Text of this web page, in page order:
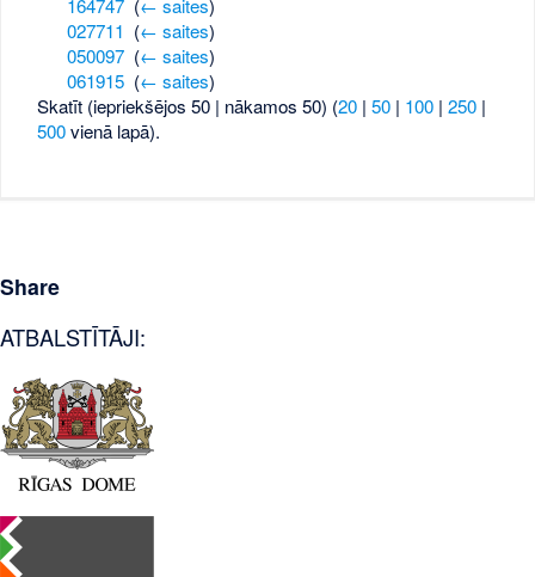
027711 (← saites)
050097‎ (← saites)
061915‎ (← saites)
Skatīt (iepriekšējos 50 | nākamos 50) (20 |50 | 100 |250 |
500vienā lapā).
Share
ATBALSTĪTĀJI: